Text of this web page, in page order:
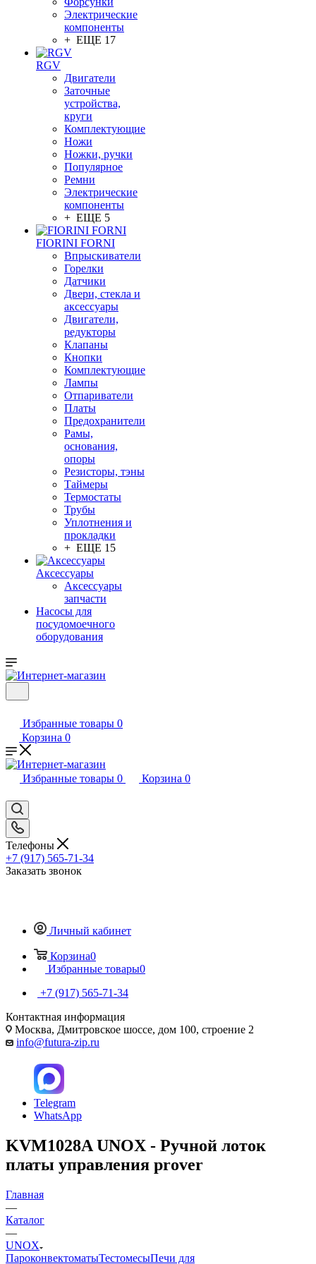
Электрические
компоненты
+ ЕЩЕ 17
RGV
Двигатели
Заточные
устройства,
круги
Комплектующие
Ножи
Ножки, ручки
Популярное
Ремни
Электрические
компоненты
+ ЕЩЕ 5
FIORINI FORNI
Впрыскиватели
Горелки
Датчики
Двери, стекла и
аксессуары
Двигатели,
редукторы
Клапаны
Кнопки
Комплектующие
Лампы
Отпариватели
Платы
Предохранители
Рамы,
основания,
опоры
Резисторы, тэны
Таймеры
Термостаты
Трубы
Уплотнения и
прокладки
+ ЕЩЕ 15
Аксессуары
Аксессуары
запчасти
Насосы для
посудомоечного
оборудования
Избранные товары 0
Корзина 0
Избранные товары 0 Корзина 0
Телефоны
+7 (917) 565-71-34
Заказать звонок
Личный кабинет
Корзина0
Избранные товары0
+7 (917) 565-71-34
Контактная информация
Москва, Дмитровское шоссе, дом 100, строение 2
info@futura-zip.ru
Telegram
WhatsApp
KVM1028A UNOX - Ручной лоток
платы управления prover
Главная
—
Каталог
—
UNOX
ПароконвектоматыТестомесыПечи для